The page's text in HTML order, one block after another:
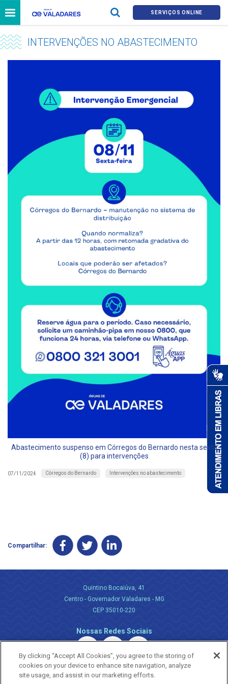
SERVIÇOS ONLINE
INTERVENÇÕES NO ABASTECIMENTO
Abastecimento suspenso em Córregos do Bernardo nesta sexta
(8) para intervenções
07/11/2024 Córregos do Bernardo Intervenções no abastecimento
Compartilhar:
Quintino Bocaiúva, 41
Centro - Governador Valadares - MG
CEP 35010-220
Nossas Redes Sociais
By clicking “Accept All Cookies”, you agree to the storing of
cookies on your device to enhance site navigation, analyze
site usage, and assist in our marketing efforts.